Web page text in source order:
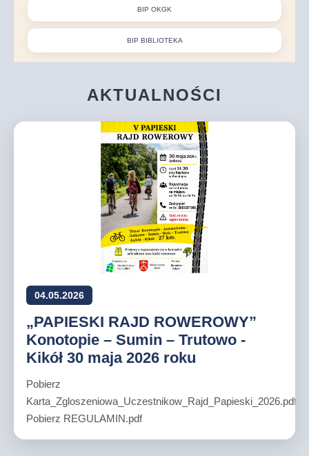
BIP OKGK
BIP BIBLIOTEKA
AKTUALNOŚCI
04.05.2026
„PAPIESKI RAJD ROWEROWY”
Konotopie – Sumin – Trutowo -
Kikół 30 maja 2026 roku
Pobierz
Karta_Zgloszeniowa_Uczestnikow_Rajd_Papieski_2026.pdf
Pobierz REGULAMIN.pdf